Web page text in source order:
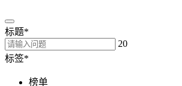
标题*
20
标签*
榜单